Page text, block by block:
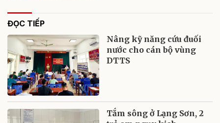
ĐỌC TIẾP
Nâng kỹ năng cứu đuối
nước cho cán bộ vùng
DTTS
Tắm sông ở Lạng Sơn, 2